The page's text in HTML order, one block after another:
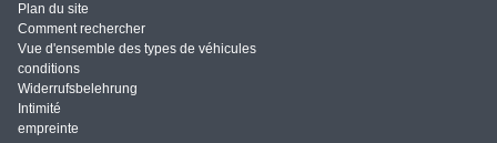
Plan du site
Comment rechercher
Vue d'ensemble des types de véhicules
conditions
Widerrufsbelehrung
Intimité
empreinte